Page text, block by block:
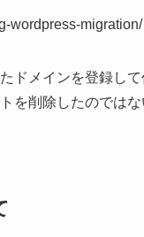
wordpress-migration/
ドメインを登録し
を削除したのでは